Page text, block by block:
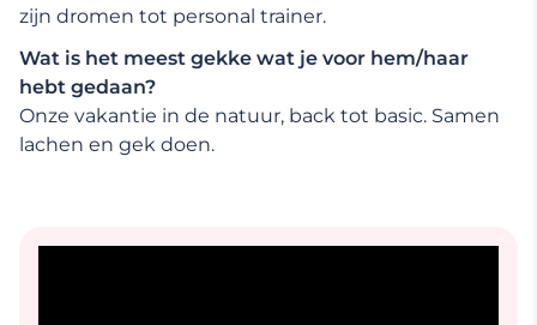
zijn dromen tot personal trainer.
Wat is het meest gekke wat je voor hem/haar
hebt gedaan?
Onze vakantie in de natuur, back tot basic. Samen
lachen en gek doen.